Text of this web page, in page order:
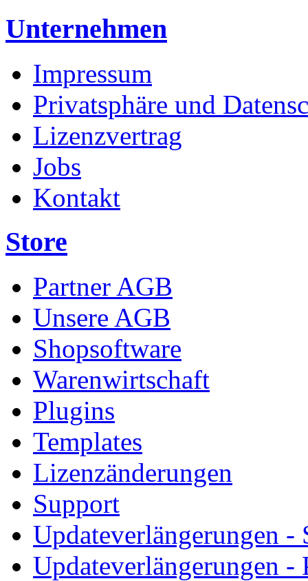
Unternehmen
Impressum
Privatsphäre und
Lizenzvertrag
Jobs
Kontakt
Store
Partner AGB
Unsere AGB
Shopsoftware
Warenwirtschaft
Plugins
Templates
Lizenzänderungen
Support
Updateverlängerungen -
Updateverlängerungen -